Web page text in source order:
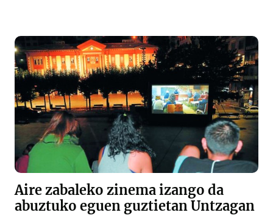
Aire zabaleko zinema izango da
abuztuko eguen guztietan Untzagan